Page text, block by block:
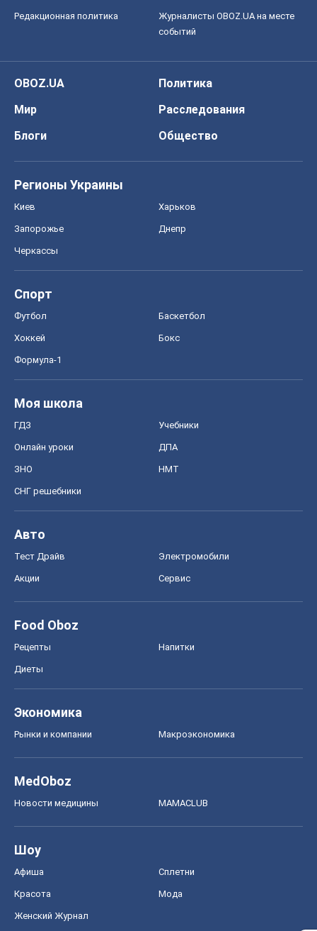
Редакционная политика
Журналисты OBOZ.UA на месте
событий
OBOZ.UA
Политика
Мир
Расследования
Блоги
Общество
Регионы Украины
Киев Харьков
Запорожье Днепр
Черкассы
Спорт
Футбол Баскетбол
Хоккей Бокс
Формула-1
Моя школа
ГДЗ Учебники
Онлайн уроки ДПА
ЗНО НМТ
СНГ решебники
Авто
Тест Драйв Электромобили
Акции Сервис
Food Oboz
Рецепты Напитки
Диеты
Экономика
Рынки и компании Mакроэкономика
MedOboz
Новости медицины MAMACLUB
Шоу
Афиша Сплетни
Красота Мода
Женский Журнал